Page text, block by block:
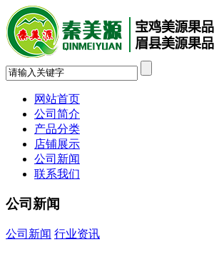
网站首页
公司简介
产品分类
店铺展示
公司新闻
联系我们
公司新闻
公司新闻 行业资讯